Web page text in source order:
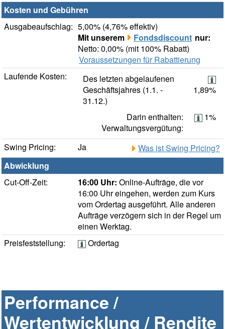
Kosten und Gebühren
Ausgabeaufschlag: 5,00% (4,76% effektiv)
Mit unserem
Fondsdiscount nur:
Netto: 0,00% (mit 100% Rabatt)
Voraussetzungen für Rabattierung
Laufende Kosten:
Des letzten abgelaufenen
Geschäftsjahres (1.1. -
31.12.)
1,89%
Darin enthalten:
Verwaltungsvergütung:
1%
Swing Pricing: Ja
Was ist Swing Pricing?
Abwicklung
Cut-Off-Zeit:
16:00 Uhr: Online-Aufträge, die vor
16:00 Uhr eingehen, werden zum Kurs
vom Ordertag ausgeführt. Alle anderen
Aufträge verzögern sich in der Regel um
einen Werktag.
Preisfeststellung:
Ordertag
Performance /
Wertentwicklung / Rendite